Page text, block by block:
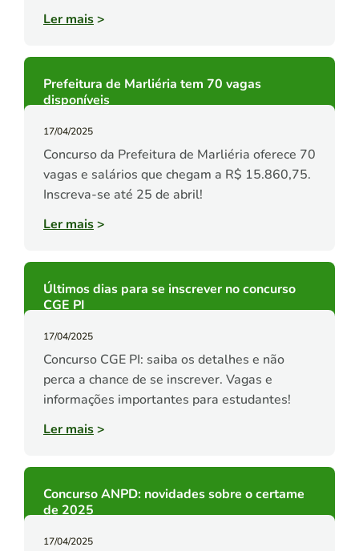
Ler mais>
Prefeitura de Marliéria tem 70 vagas
disponíveis
17/04/2025
Concurso da Prefeitura de Marliéria oferece 70
vagas e salários que chegam a R$ 15.860,75.
Inscreva-se até 25 de abril!
Ler mais>
Últimos dias para se inscrever no concurso
CGE PI
17/04/2025
Concurso CGE PI: saiba os detalhes e não
perca a chance de se inscrever. Vagas e
informações importantes para estudantes!
Ler mais>
Concurso ANPD: novidades sobre o certame
de 2025
17/04/2025